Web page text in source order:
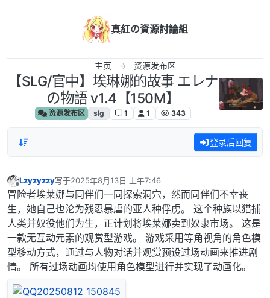
真紅の資源討論組
主页 资源发布区
【SLG/官中】埃琳娜的故事 エレナ
の物語 v1.4【150M】
资源发布区 slg 1 1 343
登录后回复
离线
Lzyzyzzy写于2025年8月13日 上午7:46
最后由 编辑
冒险者埃莱娜与同伴们一同探索洞穴，然而同伴们不幸丧
生，她自己也沦为残忍暴虐的亚人种俘虏。 这个种族以猎捕
人类并奴役他们为生，正计划将埃莱娜卖到奴隶市场。 这是
一款无互动元素的观赏型游戏。 游戏采用等角视角的角色模
型移动方式，通过与人物对话并观赏预设过场动画来推进剧
情。 所有过场动画均使用角色模型进行并实现了动画化。